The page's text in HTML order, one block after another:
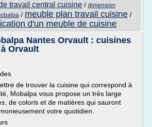
travail central cuisine / dimension
/ meuble plan travail cuisine /
d'un meuble de cuisine
Nantes Orvault : cuisines
Orvault
de trouver la cuisine qui correspond à
Mobalpa vous propose un très large
de coloris et de matières qui sauront
votre quotidien.